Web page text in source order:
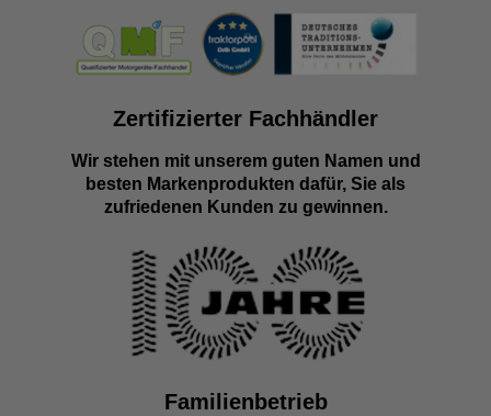
Zertifizierter Fachhändler
Wir stehen mit unserem guten Namen und
besten Markenprodukten dafür, Sie als
zufriedenen Kunden zu gewinnen.
Familienbetrieb